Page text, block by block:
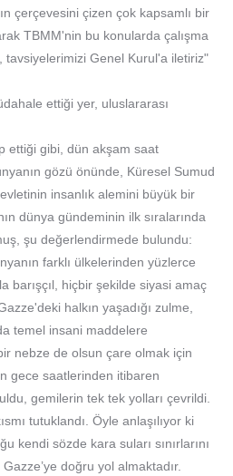
çerçevesini çizen çok kapsamlı bir
TBMM'nin bu konularda çalışma
tavsiyelerimizi Genel Kurul'a iletiriz"
ettiği yer, uluslararası
ettiği gibi, dün akşam saat
gözü önünde, Küresel Sumud
insanlık alemini büyük bir
dünya gündeminin ilk sıralarında
şu değerlendirmede bulundu:
farklı ülkelerinden yüzlerce
barışçıl, hiçbir şekilde siyasi amaç
halkın yaşadığı zulme,
temel insani maddelere
nebze de olsun çare olmak için
gece saatlerinden itibaren
gemilerin tek tek yolları çevrildi.
tutuklandı. Öyle anlaşılıyor ki
kendi sözde kara suları sınırlarını
doğru yol almaktadır.